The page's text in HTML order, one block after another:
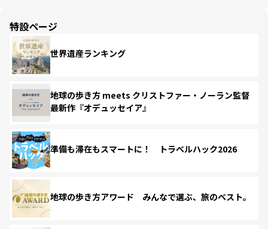
特設ページ
世界遺産ランキング
地球の歩き方 meets クリストファー・ノーラン監督
最新作『オデュッセイア』
準備も滞在もスマートに！ トラベルハック2026
地球の歩き方アワード みんなで選ぶ、旅のベスト。